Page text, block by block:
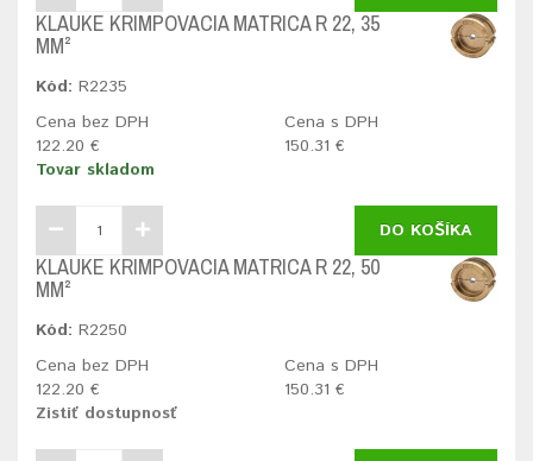
KLAUKE KRIMPOVACIA MATRICA R 22, 35
MM²
Kód: R2235
Cena bez DPH
122.20 €
Cena s DPH
150.31 €
Tovar skladom
DO KOŠÍKA
KLAUKE KRIMPOVACIA MATRICA R 22, 50
MM²
Kód: R2250
Cena bez DPH
122.20 €
Cena s DPH
150.31 €
Zistiť dostupnosť